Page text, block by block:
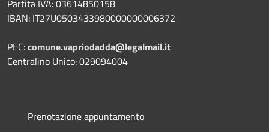
Partita IVA: 03614850158
IBAN: IT27U0503433980000000006372
PEC:comune.vapriodadda@legalmail.it
Centralino Unico: 029094004
Prenotazione appuntamento